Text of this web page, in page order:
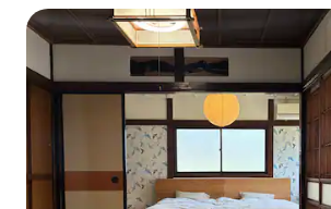
ja käydä kuumissa lähteissä (vain yksi